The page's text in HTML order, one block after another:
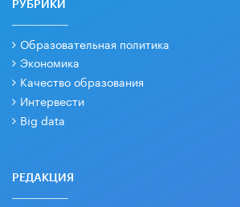
РУБРИКИ
Образовательная политика
Экономика
Качество образования
Интервести
Big data
РЕДАКЦИЯ